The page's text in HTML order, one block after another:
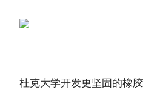
杜克大学开发更坚固的橡胶